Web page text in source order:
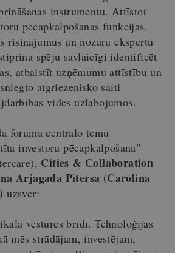
instrumentu. Attīstot
pēcapkalpošanas funkcijas,
risinājumus un nozaru ekspertu
spēju savlaicīgi identificēt
atbalstīt uzņēmumu attīstību un
atgriezenisko saiti
vides uzlabojumos.
foruma centrālo tēmu
investoru pēcapkalpošana"
Cities & Collaboration
Arjagada Pītersa (Carolina
uzsver:
vēstures brīdī. Tehnoloģijas
mēs strādājam, investējam,